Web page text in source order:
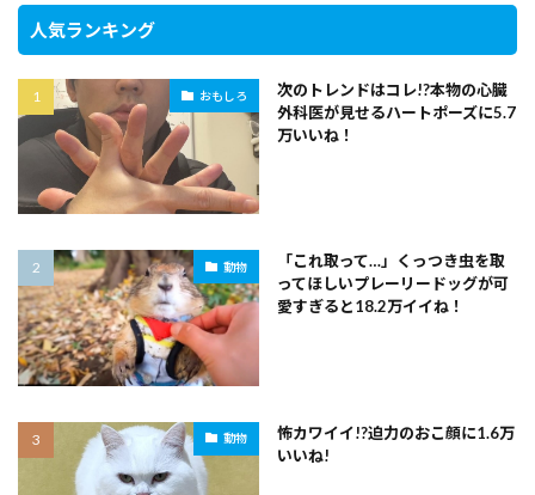
人気ランキング
おもしろ
次のトレンドはコレ!?本物の心臓
外科医が見せるハートポーズに5.7
万いいね！
動物
「これ取って…」くっつき虫を取
ってほしいプレーリードッグが可
愛すぎると18.2万イイね！
動物
怖カワイイ!?迫力のおこ顔に1.6万
いいね!